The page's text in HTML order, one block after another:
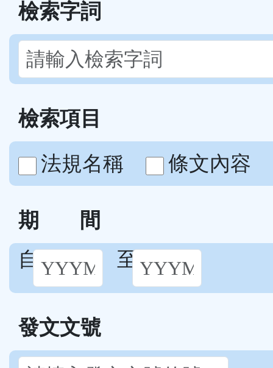
檢索字詞
檢索項目
法規名稱
條文內容
期
間
自
至
發文文號